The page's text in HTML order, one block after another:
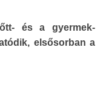
és a gyermek-
elsősorban a